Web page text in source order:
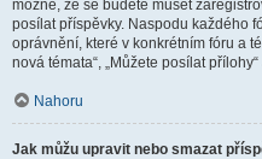
možné, že se budete muset
posílat příspěvky. Naspodu každého
oprávnění, které v konkrétním fóru a
nová témata“, „Můžete posílat přílohy“
Nahoru
Jak můžu upravit nebo smazat